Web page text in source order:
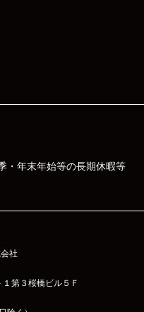
・年末年始等の長期休暇等
社
第３桜橋ビル５Ｆ